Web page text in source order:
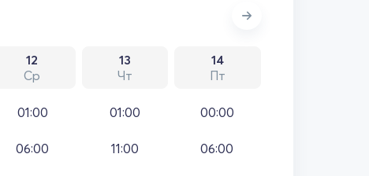
12
Ср
13
Чт
14
Пт
01:00
06:00
01:00
11:00
00:00
06:00